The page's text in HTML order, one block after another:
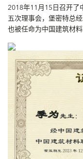
2018年11月15日召开了
五次理事会，堡密特总
也被任命为中国建筑材